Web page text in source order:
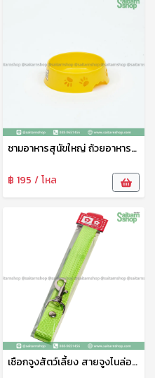
ชามอาหารสุนัขใหญ่ ถ้วยอาหารสุนัข ที่ใส่อาหารหมา ที่ใส่อาหารสุนัข ลายน่ารัก AP
฿ 195 / โหล
เชือกจูงสัตว์เลี้ยง สายจูงไนล่อน คละสี สายจูงสุนัขพันธุ์ใหญ่ คุณภาพดี เชือกหนานิ่ม ทนทาน ปลอดภัย